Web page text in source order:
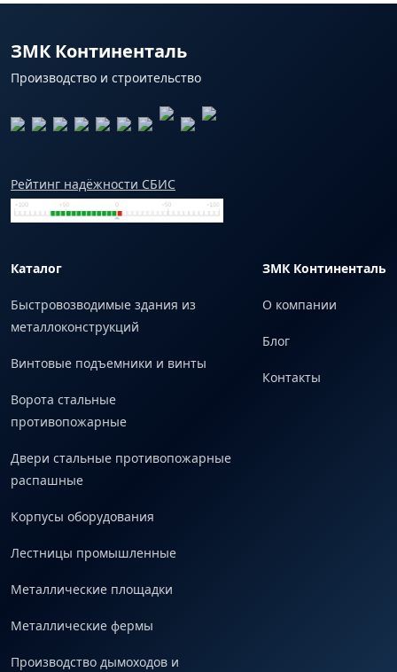
ЗМК Континенталь
Производство и строительство
Рейтинг надёжности СБИС
Каталог
Быстровозводимые здания из
металлоконструкций
Винтовые подъемники и винты
Ворота стальные
противопожарные
Двери стальные противопожарные
распашные
Корпусы оборудования
Лестницы промышленные
Металлические площадки
Металлические фермы
Производство дымоходов и
ЗМК Континенталь
О компании
Блог
Контакты